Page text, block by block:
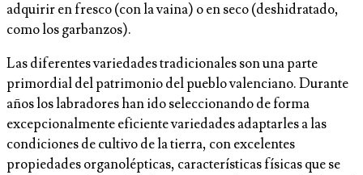
adquirir en fresco (con la vaina) o en seco (deshidratado,
como los garbanzos).
Las diferentes variedades tradicionales son una parte
primordial del patrimonio del pueblo valenciano. Durante
años los labradores han ido seleccionando de forma
excepcionalmente eficiente variedades adaptarles a las
condiciones de cultivo de la tierra, con excelentes
propiedades organolépticas, características físicas que se